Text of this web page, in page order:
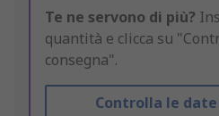
Te ne servono di più?
quantità e clicca su
consegna".
Controlla le